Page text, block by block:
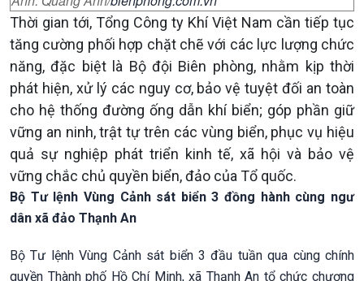
Thời gian tới, Tổng Công ty Khí Việt Nam cần tiếp tục
tăng cường phối hợp chặt chẽ với các lực lượng chức
năng, đặc biệt là Bộ đội Biên phòng, nhằm kịp thời
phát hiện, xử lý các nguy cơ, bảo vệ tuyệt đối an toàn
cho hệ thống đường ống dẫn khí biển; góp phần giữ
vững an ninh, trật tự trên các vùng biển, phục vụ hiệu
quả sự nghiệp phát triển kinh tế, xã hội và bảo vệ
vững chắc chủ quyền biển, đảo của Tổ quốc.
Bộ Tư lệnh Vùng Cảnh sát biển 3 đồng hành cùng ngư
dân xã đảo Thạnh An
Bộ Tư lệnh Vùng Cảnh sát biển 3 đầu tuần qua cùng chính
quyền Thành phố Hồ Chí Minh, xã Thạnh An tổ chức chương